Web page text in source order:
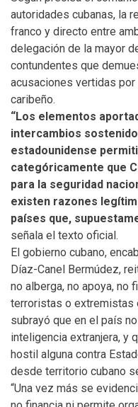
autoridades cubanas, la
franco y directo entre
delegación de la mayor
contundentes que
acusaciones vertidas
caribeño.
“Los elementos
intercambios
estadounidense
categóricamente que
para la seguridad
existen razones
países que,
señala el texto oficial.
El gobierno cubano,
Díaz-Canel Bermúdez,
no alberga, no apoya, no
terroristas o extremistas
subrayó que en el país
inteligencia extranjera, y
hostil alguna contra
desde territorio cubano
“Una vez más se